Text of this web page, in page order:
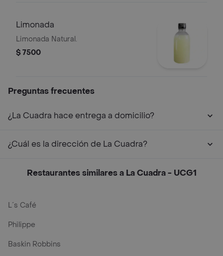
Limonada
Limonada Natural.
$ 7500
Preguntas frecuentes
¿La Cuadra hace entrega a domicilio?
¿Cuál es la dirección de La Cuadra?
Restaurantes similares a La Cuadra - UCG1
L´s Café
Philippe
Baskin Robbins